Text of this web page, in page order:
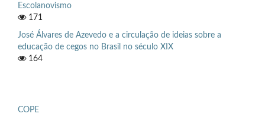
Escolanovismo
171
José Álvares de Azevedo e a circulação de ideias sobre a
educação de cegos no Brasil no século XIX
164
COPE